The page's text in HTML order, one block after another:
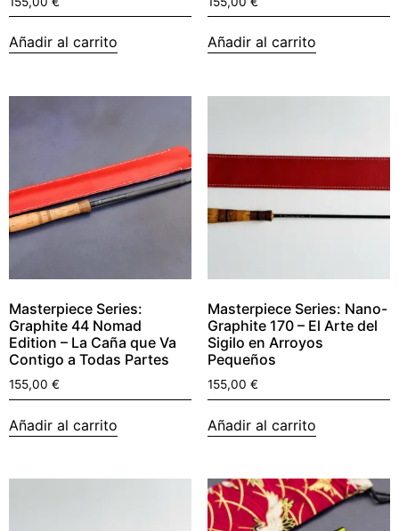
Añadir al carrito Añadir al carrito
Masterpiece Series:
Graphite 44 Nomad
Edition – La Caña que Va
Contigo a Todas Partes
155,00 €
Añadir al carrito
Masterpiece Series: Nano-
Graphite 170 – El Arte del
Sigilo en Arroyos
Pequeños
155,00 €
Añadir al carrito